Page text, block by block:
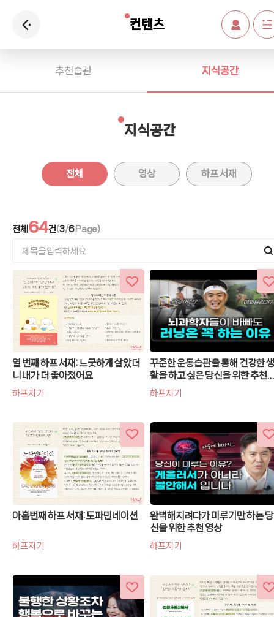
컨텐츠
추천습관 지식공간
지식공간
전체 영상 하프 서재
전체 64건(3/6Page)
열 번째 하프 서재: 느긋하게 살았더
니 내가 더 좋아졌어요
하프지기
꾸준한 운동습관을 통해 건강한 생
활을 하고 싶은 당신을 위한 추천
상
하프지기
아홉번째 하프 서재: 도파민네이션
하프지기
완벽해지려다가 미루기만 하는 당
신을 위한 추천 영상
하프지기